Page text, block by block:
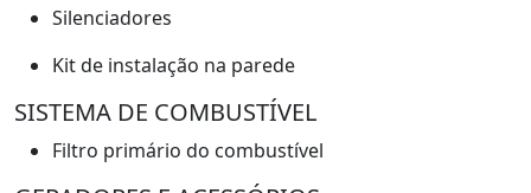
Silenciadores
Kit de instalação na parede
SISTEMA DE COMBUSTÍVEL
Filtro primário do combustível